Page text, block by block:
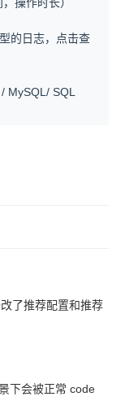
的日志，点击查
MySQL/ SQL
了推荐配置和推荐
下会被正常 code